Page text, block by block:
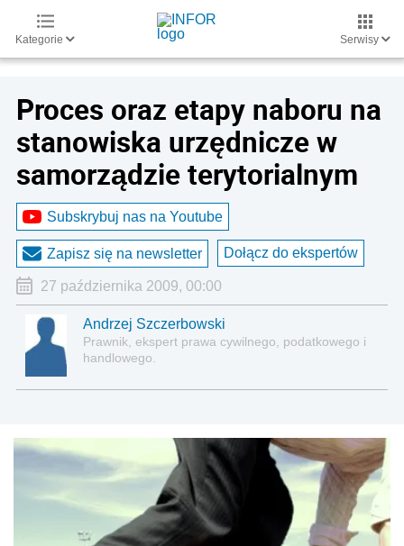
Kategorie Serwisy
Proces oraz etapy naboru na
stanowiska urzędnicze w
samorządzie terytorialnym
Subskrybuj nas na Youtube
Zapisz się na newsletter Dołącz do ekspertów
27 października 2009, 00:00
Andrzej Szczerbowski
Prawnik, ekspert prawa cywilnego, podatkowego i
handlowego.